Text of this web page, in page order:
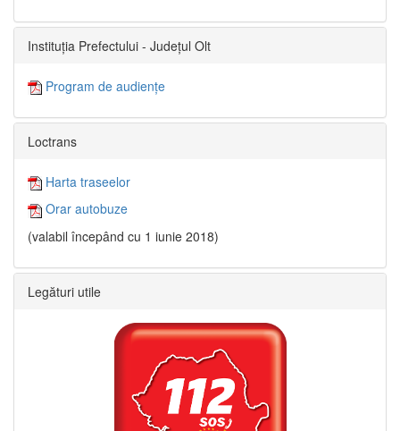
Instituția Prefectului - Județul Olt
Program de audiențe
Loctrans
Harta traseelor
Orar autobuze
(valabil începând cu 1 iunie 2018)
Legături utile